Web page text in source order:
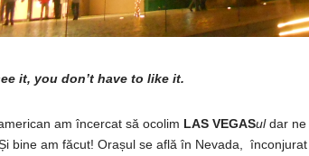
it, you don’t have to like it.
am încercat să ocolim LAS VEGASuldar ne
Și bine am făcut! Orașul se află în Nevada înconjurat